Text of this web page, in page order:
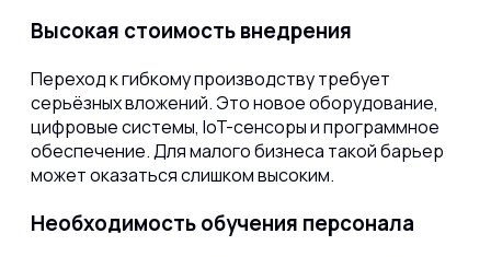
Высокая стоимость внедрения
Переход к гибкому производству требует
серьёзных вложений. Это новое оборудование,
цифровые системы, IoT-сенсоры и программное
обеспечение. Для малого бизнеса такой барьер
может оказаться слишком высоким.
Необходимость обучения персонала